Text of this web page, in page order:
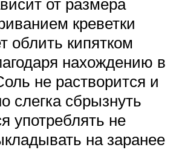
креветки
облить кипятком
нахождению в
не растворится и
слегка сбрызнуть
употреблять не
на заранее